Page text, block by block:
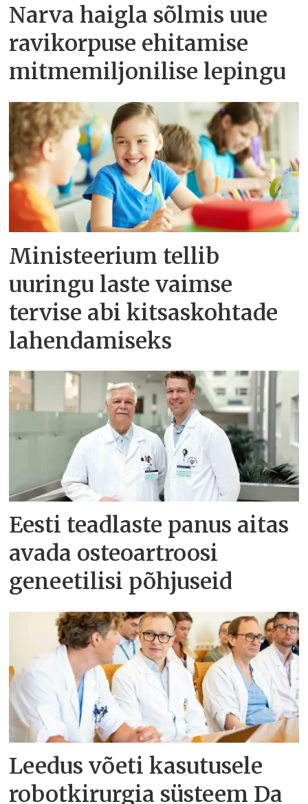
Narva haigla sõlmis uue
ravikorpuse ehitamise
mitmemiljonilise lepingu
Ministeerium tellib
uuringu laste vaimse
tervise abi kitsaskohtade
lahendamiseks
Eesti teadlaste panus aitas
avada osteoartroosi
geneetilisi põhjuseid
Leedus võeti kasutusele
robotkirurgia süsteem Da